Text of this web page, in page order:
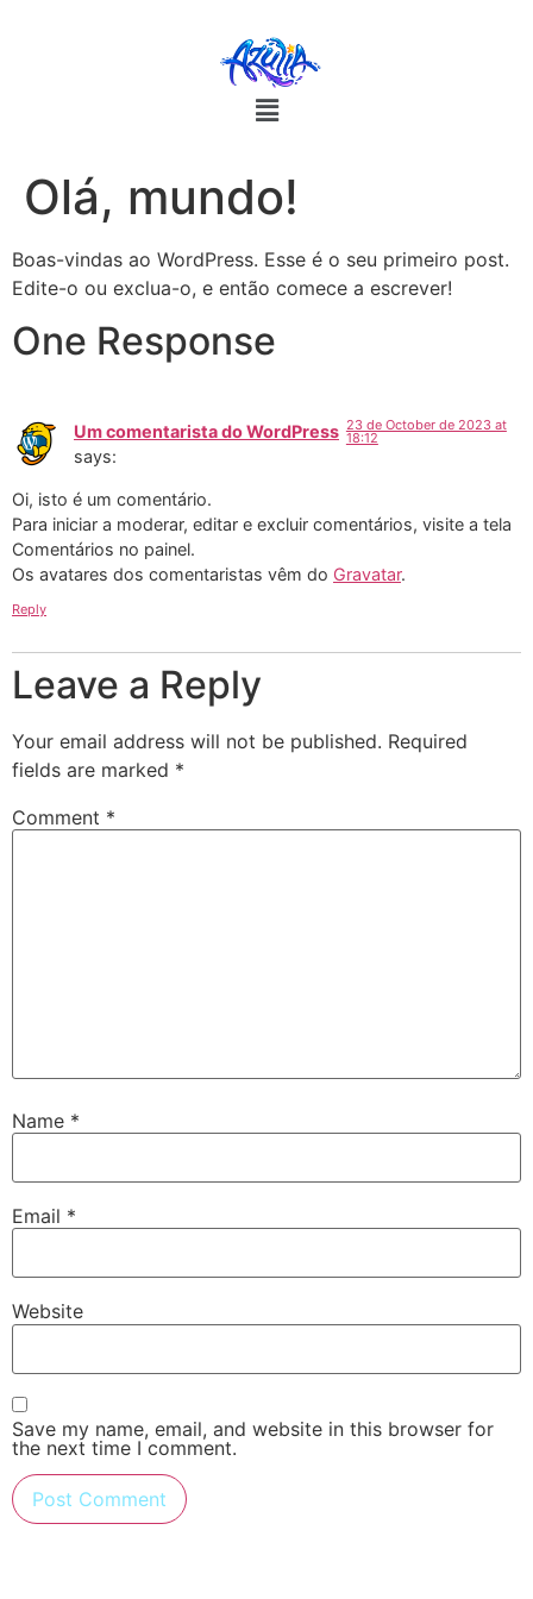
Olá, mundo!
Boas-vindas ao WordPress. Esse é o seu primeiro post.
Edite-o ou exclua-o, e então comece a escrever!
One Response
Um comentarista do WordPress
says:
23 de October de 2023 at
18:12
Oi, isto é um comentário.
Para iniciar a moderar, editar e excluir comentários, visite a tela
Comentários no painel.
Os avatares dos comentaristas vêm do Gravatar.
Reply
Leave a Reply
Your email address will not be published. Required
fields are marked *
Comment *
Name *
Email *
Website
Save my name, email, and website in this browser for
the next time I comment.